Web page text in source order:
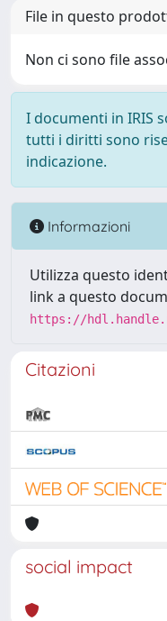
File in questo
Non ci sono file
I documenti in IRIS
tutti i diritti sono
indicazione.
Informazioni
Utilizza questo
link a questo
https://
Citazioni
social impact